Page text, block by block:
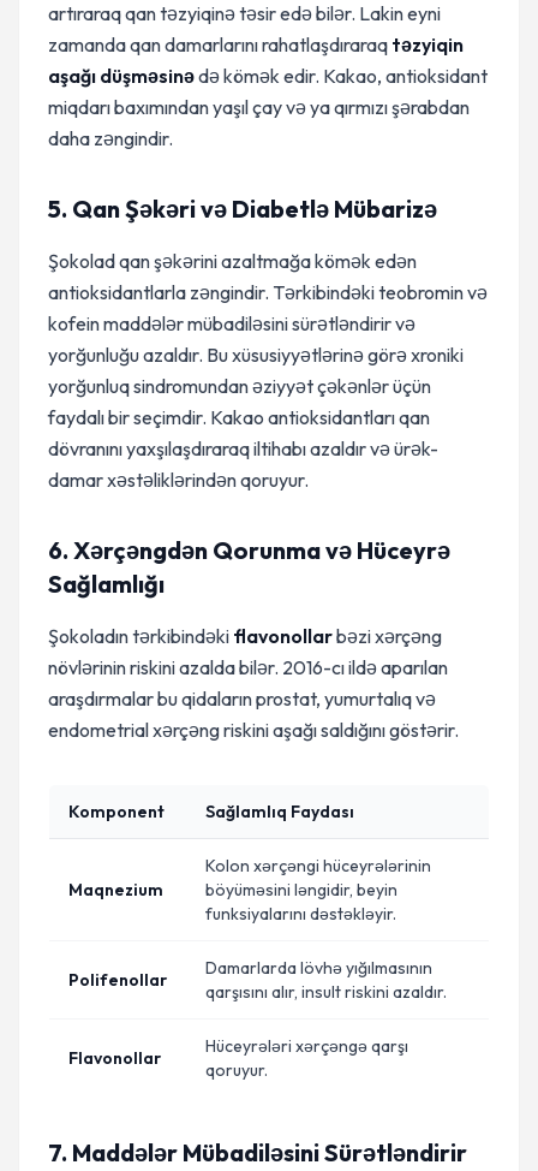
artıraraq qan təzyiqinə təsir edə bilər. Lakin eyni
zamanda qan damarlarını rahatlaşdıraraq təzyiqin
aşağı düşməsinədə kömək edir. Kakao, antioksidant
miqdarı baxımından yaşıl çay və ya qırmızı şərabdan
daha zəngindir.
5. Qan Şəkəri və Diabetlə Mübarizə
Şokolad qan şəkərini azaltmağa kömək edən
antioksidantlarla zəngindir. Tərkibindəki teobromin və
kofein maddələr mübadiləsini sürətləndirir və
yorğunluğu azaldır. Bu xüsusiyyətlərinə görə xroniki
yorğunluq sindromundan əziyyət çəkənlər üçün
faydalı bir seçimdir. Kakao antioksidantları qan
dövranını yaxşılaşdıraraq iltihabı azaldır və ürək-
damar xəstəliklərindən qoruyur.
6. Xərçəngdən Qorunma və Hüceyrə
Sağlamlığı
Şokoladın tərkibindəki flavonollarbəzi xərçəng
növlərinin riskini azalda bilər. 2016-cı ildə aparılan
araşdırmalar bu qidaların prostat, yumurtalıq və
endometrial xərçəng riskini aşağı saldığını göstərir.
Komponent Sağlamlıq Faydası
Maqnezium
Kolon xərçəngi hüceyrələrinin
böyüməsini ləngidir, beyin
funksiyalarını dəstəkləyir.
Polifenollar
Damarlarda lövhə yığılmasının
qarşısını alır, insult riskini azaldır.
Flavonollar
Hüceyrələri xərçəngə qarşı
qoruyur.
7. Maddələr Mübadiləsini Sürətləndirir